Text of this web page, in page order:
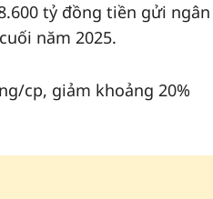
tỷ đồng tiền gửi ngân
năm 2025.
cp, giảm khoảng 20%